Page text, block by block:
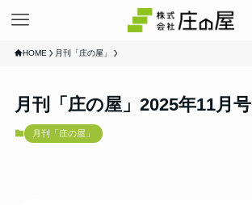
HOME 月刊「庄の屋」
月刊「庄の屋」2025年11月号
月刊「庄の屋」